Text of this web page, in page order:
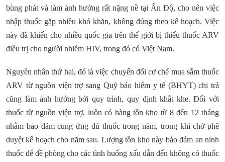
bùng phát và làm ảnh hưởng rất nặng nề tại Ấn Độ, cho nên việc
nhập thuốc gặp nhiều khó khăn, không đúng theo kế hoạch. Việc
này đã khiến cho nhiều quốc gia trên thế giới bị thiếu thuốc ARV
điều trị cho người nhiễm HIV, trong đó có Việt Nam.
Nguyên nhân thứ hai, đó là việc chuyển đổi cơ chế mua sắm thuốc
ARV từ nguồn viện trợ sang Quỹ bảo hiểm y tế (BHYT) chi trả
cũng làm ảnh hưởng bởi quy trình, quy định khắt khe. Đối với
thuốc từ nguồn viện trợ, luôn có hàng tồn kho từ 8 đến 12 tháng
nhằm bảo đảm cung ứng đủ thuốc trong năm, trong khi chờ phê
duyệt kế hoạch cho năm sau. Lượng tồn kho này bảo đảm an ninh
thuốc để đề phòng cho các tình huống xấu dẫn đến không có thuốc